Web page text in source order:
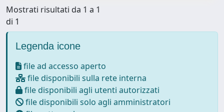
Mostrati risultati da 1 a 1
di 1
Legenda icone
file ad accesso aperto
file disponibili sulla rete interna
file disponibili agli utenti autorizzati
file disponibili solo agli amministratori